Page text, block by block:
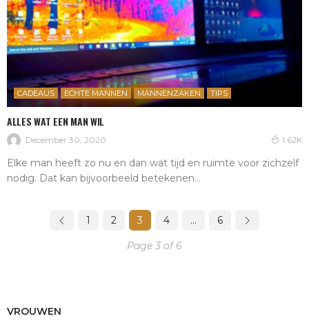
CADEAUS ECHTE MANNEN MANNENZAKEN TIPS
ALLES WAT EEN MAN WIL
December 30, 2020 1.62K
Elke man heeft zo nu en dan wat tijd en ruimte voor zichzelf
nodig. Dat kan bijvoorbeeld betekenen...
1 2 3 4 … 6
Page 3 of 6
VROUWEN